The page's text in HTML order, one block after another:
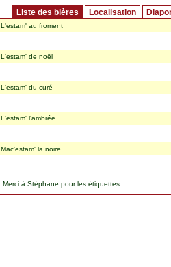
Liste des bières Localisation
L'estam' au froment
L'estam' de noël
L'estam' du curé
L'estam' l'ambrée
Mac'estam' la noire
Merci à Stéphane pour les étiquettes.